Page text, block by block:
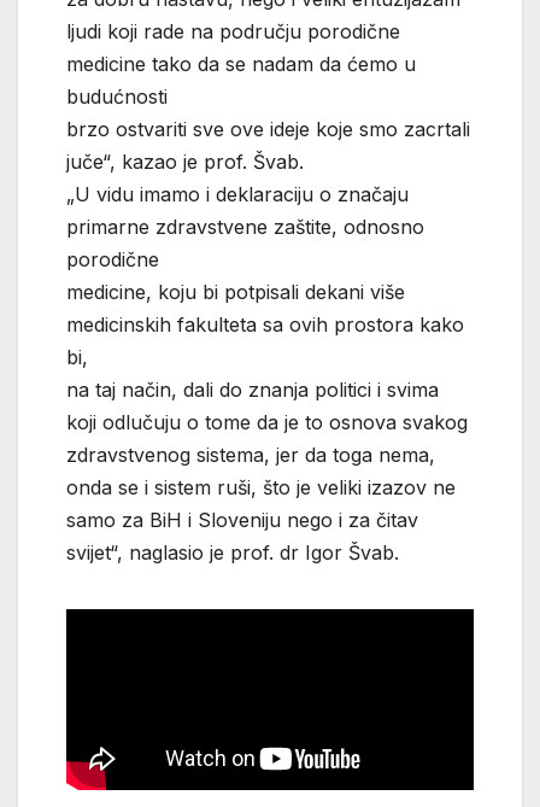
ljudi koji rade na području porodične
medicine tako da se nadam da ćemo u
budućnosti
brzo ostvariti sve ove ideje koje smo zacrtali
juče“, kazao je prof. Švab.
„U vidu imamo i deklaraciju o značaju
primarne zdravstvene zaštite, odnosno
porodične
medicine, koju bi potpisali dekani više
medicinskih fakulteta sa ovih prostora kako
bi,
na taj način, dali do znanja politici i svima
koji odlučuju o tome da je to osnova svakog
zdravstvenog sistema, jer da toga nema,
onda se i sistem ruši, što je veliki izazov ne
samo za BiH i Sloveniju nego i za čitav
svijet“, naglasio je prof. dr Igor Švab.